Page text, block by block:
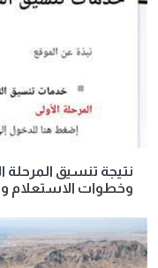
وخطوات الاستعلام